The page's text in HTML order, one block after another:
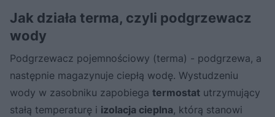
Jak działa terma, czyli podgrzewacz
wody
Podgrzewacz pojemnościowy (terma) - podgrzewa, a
następnie magazynuje ciepłą wodę. Wystudzeniu
wody w zasobniku zapobiega termostat utrzymujący
stałą temperaturę i izolacja cieplna, którą stanowi